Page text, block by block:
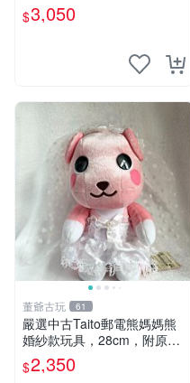
色完美如圖。爽快附電池，讓
愛心不打折扣。 光之美少女
$3,050
董爺古玩 61
嚴選中古Taito郵電熊媽媽熊
婚紗款玩具，28cm，附原
盒，保存極佳實拍，婚紗細節
清晰可見，偶像收藏推薦 婚
$2,350